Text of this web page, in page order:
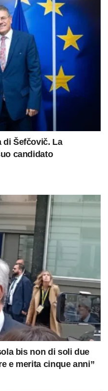
di Šefčovič. La
candidato
bis non di soli due
e merita cinque anni”